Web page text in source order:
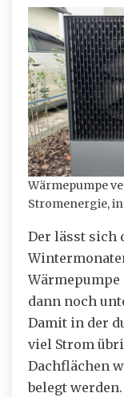
Wärmepumpe
Stromenergie,
Der lässt sich
dann noch
Damit in der
viel Strom
Dachflächen
belegt